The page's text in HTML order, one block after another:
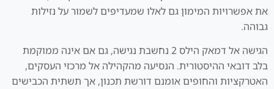
את אפשרויות המימון גם לאלו שמעדיפים לשמור על נזילות
גבוהה.
הגישה אל דמאק הילס 2 נחשבת נגישה, גם אם אינה ממוקמת
בלב דובאי ההיסטורית. הנסיעה מהקהילה אל מרכזי העסקים,
האטרקציות והחופים אומנם דורשת תכנון, אך תשתית הכבישים